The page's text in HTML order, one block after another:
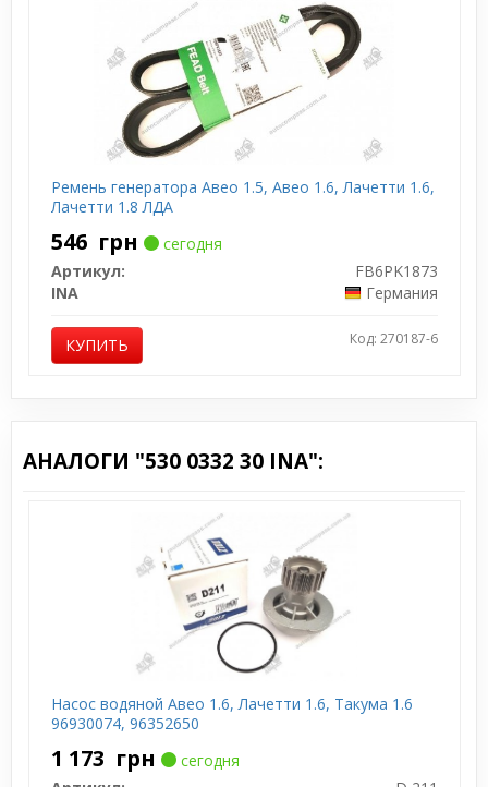
Ремень генератора Авео 1.5, Авео 1.6, Лачетти 1.6,
Лачетти 1.8 ЛДА
546 грн
сегодня
Артикул:
FB6PK1873
INA
Германия
КУПИТЬ Код: 270187-6
АНАЛОГИ "530 0332 30 INA":
Насос водяной Авео 1.6, Лачетти 1.6, Такума 1.6
96930074, 96352650
1 173 грн
сегодня